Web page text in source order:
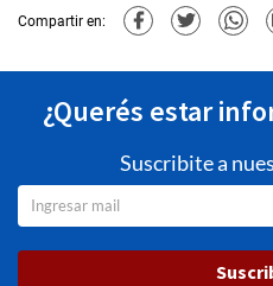
Compartir en:
¿Querés estar
Suscribite a